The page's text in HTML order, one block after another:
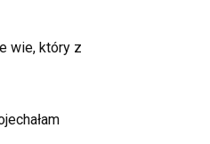
wie, który z